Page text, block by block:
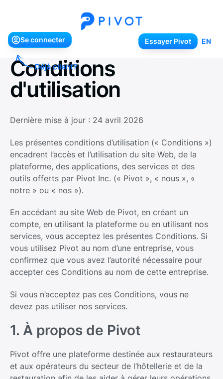
Se connecter
Se connecter Essayer Pivot
Essayer Pivot EN
Conditions
d'utilisation
Dernière mise à jour : 24 avril 2026
Les présentes conditions d’utilisation (« Conditions »)
encadrent l’accès et l’utilisation du site Web, de la
plateforme, des applications, des services et des
outils offerts par Pivot Inc. (« Pivot », « nous », «
notre » ou « nos »).
En accédant au site Web de Pivot, en créant un
compte, en utilisant la plateforme ou en utilisant nos
services, vous acceptez les présentes Conditions. Si
vous utilisez Pivot au nom d’une entreprise, vous
confirmez que vous avez l’autorité nécessaire pour
accepter ces Conditions au nom de cette entreprise.
Si vous n’acceptez pas ces Conditions, vous ne
devez pas utiliser nos services.
1. À propos de Pivot
Pivot offre une plateforme destinée aux restaurateurs
et aux opérateurs du secteur de l’hôtellerie et de la